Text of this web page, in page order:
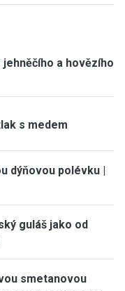
a hovězího
s medem
dýňovou polévku |
guláš jako od
smetanovou